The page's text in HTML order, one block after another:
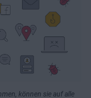
können sie auf alle